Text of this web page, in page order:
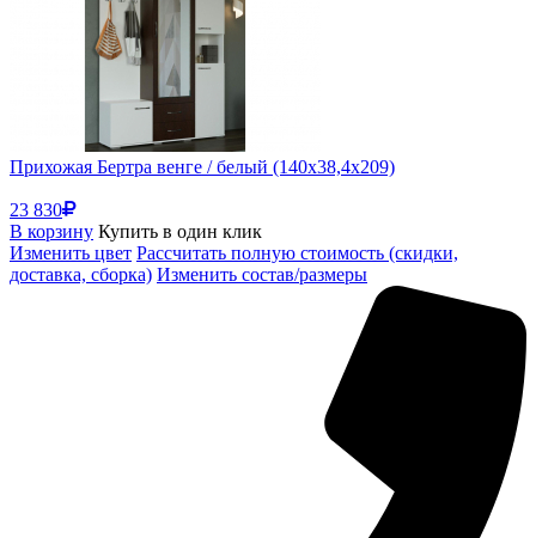
Прихожая Бертра венге / белый (140x38,4x209)
23 830
В корзину Купить в один клик
Изменить цвет Рассчитать полную стоимость (скидки,
доставка, сборка) Изменить состав/размеры